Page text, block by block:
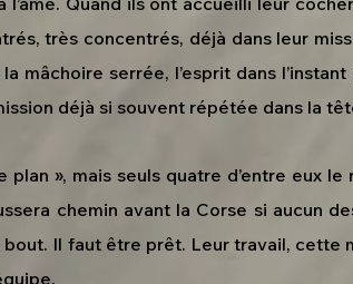
très concentrés, déjà dans leur
mâchoire serrée, l’esprit dans
déjà si souvent répétée dans la
», mais seuls quatre d’entre eux
chemin avant la Corse si aucun
Il faut être prêt. Leur travail, cette